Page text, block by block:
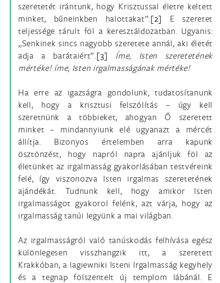
szeretetét irántunk, hogy Krisztussal életre keltett
minket, bűneinkben halottakat”.[2] E szeretet
teljessége tárult föl a keresztáldozatban. Ugyanis:
„Senkinek sincs nagyobb szeretete annál, aki életét
adja a barátaiért”.[3]
Íme, Isten szeretetének
mértéke! íme, Isten irgalmasságának mértéke!
Ha erre az igazságra gondolunk, tudatosítanunk
kell, hogy a krisztusi felszólítás – úgy kell
szeretnünk a többieket, ahogyan Ő szeretett
minket – mindannyiunk elé ugyanazt a mércét
állítja. Bizonyos értelemben arra kapunk
ösztönzést, hogy napról napra ajánljuk föl az
életünket az irgalmasság gyakorlásában testvéreink
felé, így viszonozva Isten irgalmas szeretetének
ajándékát. Tudnunk kell, hogy amikor Isten
irgalmasságot gyakorol felénk, azt várja, hogy az
irgalmasság tanúi legyünk a mai világban.
Az irgalmasságról való tanúskodás felhívása egész
különlegesen visszhangzik itt, a szeretett
Krakkóban, a lagiewniki Isteni Irgalmasság kegyhely
és a tegnap fölszentelt új templom lábánál. E